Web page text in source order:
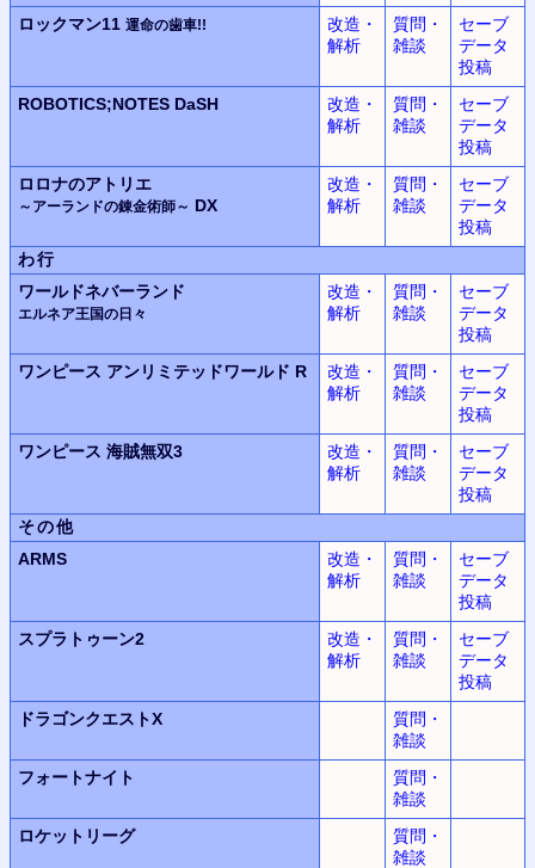
ロックマン11 運命の歯車!!
改造・
解析
質問・
雑談
セーブ
データ
投稿
ROBOTICS;NOTES DaSH
改造・
解析
質問・
雑談
セーブ
データ
投稿
ロロナのアトリエ
～アーランドの錬金術師～ DX
改造・
解析
質問・
雑談
セーブ
データ
投稿
わ行
ワールドネバーランド
エルネア王国の日々
改造・
解析
質問・
雑談
セーブ
データ
投稿
ワンピース アンリミテッドワールド R
改造・
解析
質問・
雑談
セーブ
データ
投稿
ワンピース 海賊無双3
改造・
解析
質問・
雑談
セーブ
データ
投稿
その他
ARMS
改造・
解析
質問・
雑談
セーブ
データ
投稿
スプラトゥーン2
改造・
解析
質問・
雑談
セーブ
データ
投稿
ドラゴンクエストX
質問・
雑談
フォートナイト
質問・
雑談
ロケットリーグ
質問・
雑談